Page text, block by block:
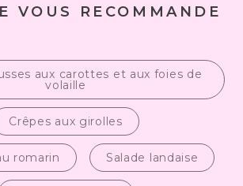
VOUS RECOMMANDE
aux carottes et aux foies de
volaille
Crêpes aux girolles
romarin Salade landaise